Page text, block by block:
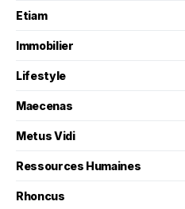
Etiam
Immobilier
Lifestyle
Maecenas
Metus Vidi
Ressources Humaines
Rhoncus